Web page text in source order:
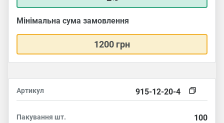
Мінімальна сума замовлення
1200 грн
Артикул 915-12-20-4
Пакування шт. 100